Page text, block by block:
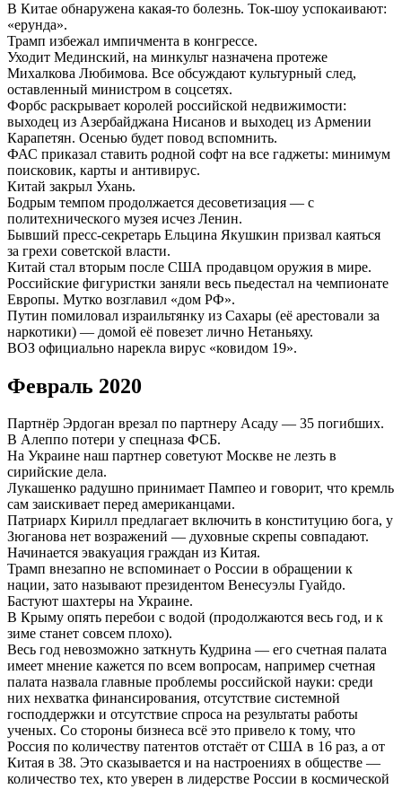
В Китае обнаружена какая-то болезнь. Ток-шоу успокаивают:
«ерунда».
Трамп избежал импичмента в конгрессе.
Уходит Мединский, на минкульт назначена протеже
Михалкова Любимова. Все обсуждают культурный след,
оставленный министром в соцсетях.
Форбс раскрывает королей российской недвижимости:
выходец из Азербайджана Нисанов и выходец из Армении
Карапетян. Осенью будет повод вспомнить.
ФАС приказал ставить родной софт на все гаджеты: минимум
поисковик, карты и антивирус.
Китай закрыл Ухань.
Бодрым темпом продолжается десоветизация — с
политехнического музея исчез Ленин.
Бывший пресс-секретарь Ельцина Якушкин призвал каяться
за грехи советской власти.
Китай стал вторым после США продавцом оружия в мире.
Российские фигуристки заняли весь пьедестал на чемпионате
Европы. Мутко возглавил «дом РФ».
Путин помиловал израильтянку из Сахары (её арестовали за
наркотики) — домой её повезет лично Нетаньяху.
ВОЗ официально нарекла вирус «ковидом 19».
Февраль 2020
Партнёр Эрдоган врезал по партнеру Асаду — 35 погибших.
В Алеппо потери у спецназа ФСБ.
На Украине наш партнер советуют Москве не лезть в
сирийские дела.
Лукашенко радушно принимает Пампео и говорит, что кремль
сам заискивает перед американцами.
Патриарх Кирилл предлагает включить в конституцию бога, у
Зюганова нет возражений — духовные скрепы совпадают.
Начинается эвакуация граждан из Китая.
Трамп внезапно не вспоминает о России в обращении к
нации, зато называют президентом Венесуэлы Гуайдо.
Бастуют шахтеры на Украине.
В Крыму опять перебои с водой (продолжаются весь год, и к
зиме станет совсем плохо).
Весь год невозможно заткнуть Кудрина — его счетная палата
имеет мнение кажется по всем вопросам, например счетная
палата назвала главные проблемы российской науки: среди
них нехватка финансирования, отсутствие системной
господдержки и отсутствие спроса на результаты работы
ученых. Со стороны бизнеса всё это привело к тому, что
Россия по количеству патентов отстаёт от США в 16 раз, а от
Китая в 38. Это сказывается и на настроениях в обществе —
количество тех, кто уверен в лидерстве России в космической